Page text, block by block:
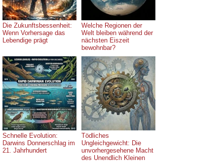
Die Zukunftsbessenheit:
Wenn Vorhersage das
Lebendige prägt
Welche Regionen der
Welt bleiben während der
nächsten Eiszeit
bewohnbar?
Schnelle Evolution:
Darwins Donnerschlag im
21. Jahrhundert
Tödliches
Ungleichgewicht: Die
unvorhergesehene Macht
des Unendlich Kleinen